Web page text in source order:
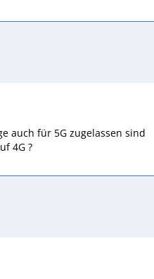
auch für 5G zugelassen sind
4G ?